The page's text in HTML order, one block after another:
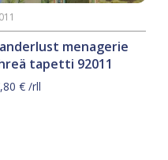
menagerie
tapetti 92011
€/rll